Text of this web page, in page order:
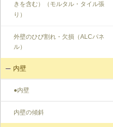
きを含む）（モルタル・タイル張
り）
外壁のひび割れ・欠損（ALCパネ
ル）
内壁
●内壁
内壁の傾斜